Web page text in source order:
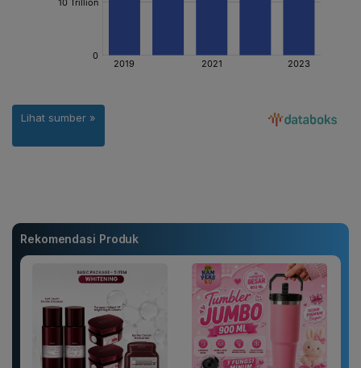
Rekomendasi Produk